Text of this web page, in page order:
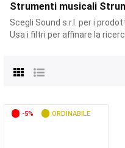
Strumenti musicali
Scegli Sound s.r.l. per i
Usa i filtri per affinare la
-5% ORDINABILE